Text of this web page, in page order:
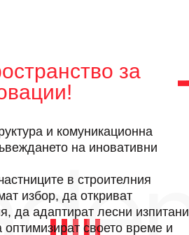
за
и комуникационна
на иновативни
в строителния
избор, да откриват
да адаптират лесни изпитани
своето време и